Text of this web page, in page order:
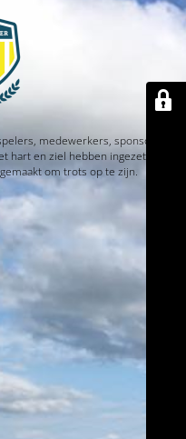
medewerkers, sponsors en
en ziel hebben ingezet. Jullie
om trots op te zijn.